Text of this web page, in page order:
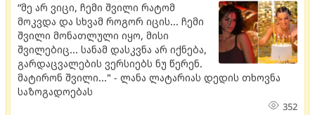
“მე არ ვიცი, ჩემი შვილი რატომ
მოკვდა და სხვამ როგორ იცის... ჩემი
შვილი მონათლული იყო, მისი
შვილებიც... სანამ დასკვნა არ იქნება,
გარდაცვალების ვერსიებს ნუ წერენ.
მატირონ შვილი..." - ლანა ლატარიას დედის თხოვნა
საზოგადოებას
352